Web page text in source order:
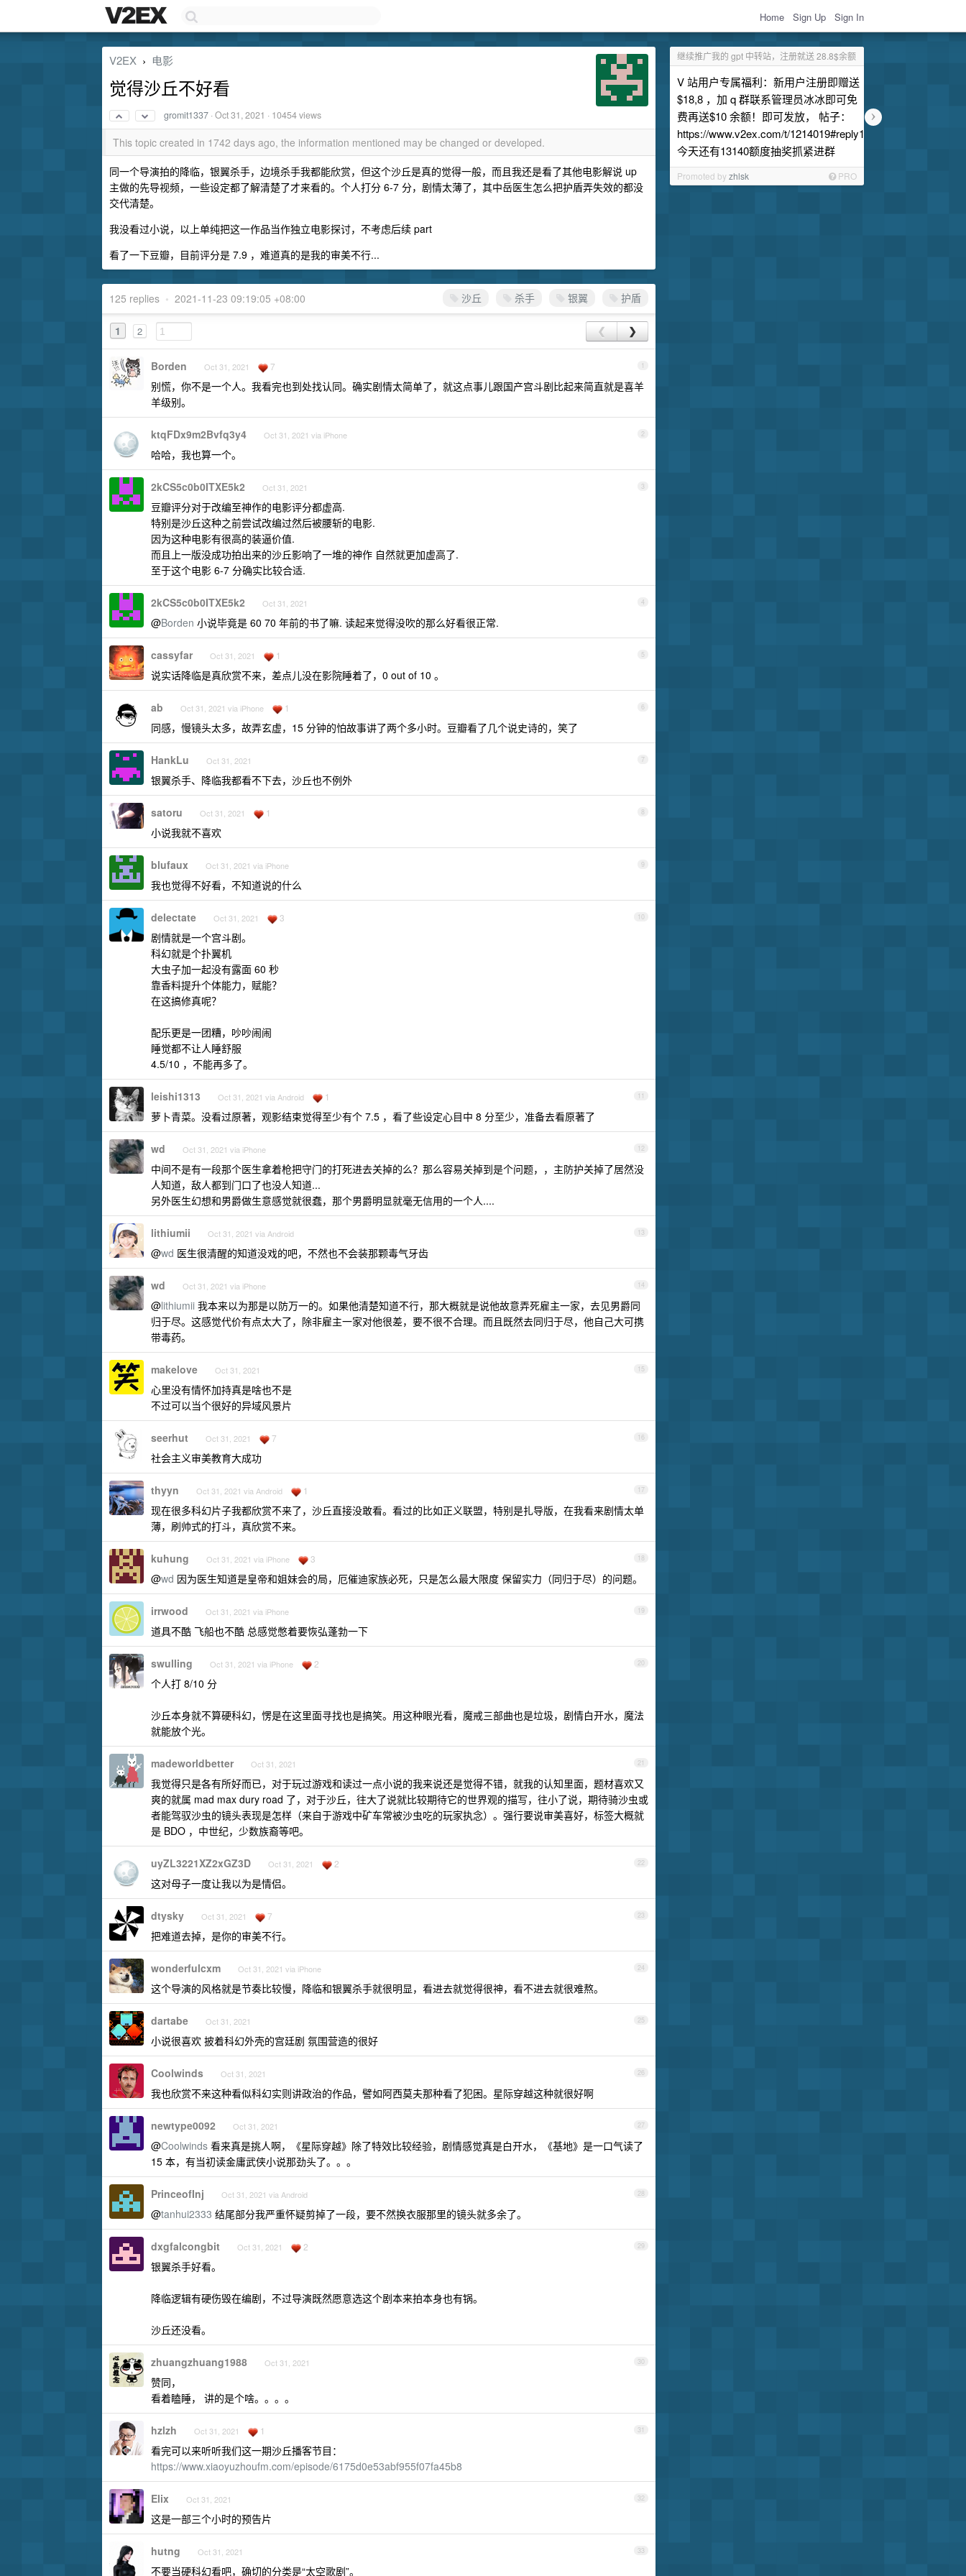
Home Sign Up Sign In
继续推广我的 gpt 中转站，注册就送 28.8$余额
V 站用户专属福利：新用户注册即赠送
$18,8 ，加 q 群联系管理员冰冰即可免
费再送$10 余额！即可发放， 帖子：
https://www.v2ex.com/t/1214019#reply1
今天还有13140额度抽奖抓紧进群
›
Promoted byzhlsk PRO
V2EX › 电影
觉得沙丘不好看
gromit1337 ·Oct 31, 2021 · 10454 views
This topic created in 1742 days ago, the information mentioned may be changed or developed.
同一个导演拍的降临，银翼杀手，边境杀手我都能欣赏，但这个沙丘是真的觉得一般，而且我还是看了其他电影解说 up
主做的先导视频，一些设定都了解清楚了才来看的。个人打分 6-7 分，剧情太薄了，其中岳医生怎么把护盾弄失效的都没
交代清楚。
我没看过小说，以上单纯把这一作品当作独立电影探讨，不考虑后续 part
看了一下豆瓣，目前评分是 7.9 ，难道真的是我的审美不行...
沙丘 杀手 银翼 护盾
125 replies • 2021-11-23 09:19:05 +08:00
1 2 ❮ ❯
1
Borden Oct 31, 2021 7
别慌，你不是一个人。我看完也到处找认同。确实剧情太简单了，就这点事儿跟国产宫斗剧比起来简直就是喜羊
羊级别。
2
ktqFDx9m2Bvfq3y4 Oct 31, 2021 via iPhone
哈哈，我也算一个。
3
2kCS5c0b0ITXE5k2 Oct 31, 2021
豆瓣评分对于改编至神作的电影评分都虚高.
特别是沙丘这种之前尝试改编过然后被腰斩的电影.
因为这种电影有很高的装逼价值.
而且上一版没成功拍出来的沙丘影响了一堆的神作 自然就更加虚高了.
至于这个电影 6-7 分确实比较合适.
4
2kCS5c0b0ITXE5k2 Oct 31, 2021
@Borden 小说毕竟是 60 70 年前的书了嘛. 读起来觉得没吹的那么好看很正常.
5
cassyfar Oct 31, 2021 1
说实话降临是真欣赏不来，差点儿没在影院睡着了，0 out of 10 。
6
ab Oct 31, 2021 via iPhone 1
同感，慢镜头太多，故弄玄虚，15 分钟的怕故事讲了两个多小时。豆瓣看了几个说史诗的，笑了
7
HankLu Oct 31, 2021
银翼杀手、降临我都看不下去，沙丘也不例外
8
satoru Oct 31, 2021 1
小说我就不喜欢
9
blufaux Oct 31, 2021 via iPhone
我也觉得不好看，不知道说的什么
10
delectate Oct 31, 2021 3
剧情就是一个宫斗剧。
科幻就是个扑翼机
大虫子加一起没有露面 60 秒
靠香料提升个体能力，赋能？
在这搞修真呢？
配乐更是一团糟，吵吵闹闹
睡觉都不让人睡舒服
4.5/10 ，不能再多了。
11
leishi1313 Oct 31, 2021 via Android 1
萝卜青菜。没看过原著，观影结束觉得至少有个 7.5 ，看了些设定心目中 8 分至少，准备去看原著了
12
wd Oct 31, 2021 via iPhone
中间不是有一段那个医生拿着枪把守门的打死进去关掉的么？那么容易关掉到是个问题，，主防护关掉了居然没
人知道，敌人都到门口了也没人知道...
另外医生幻想和男爵做生意感觉就很蠢，那个男爵明显就毫无信用的一个人....
13
lithiumii Oct 31, 2021 via Android
@wd 医生很清醒的知道没戏的吧，不然也不会装那颗毒气牙齿
14
wd Oct 31, 2021 via iPhone
@lithiumii 我本来以为那是以防万一的。如果他清楚知道不行，那大概就是说他故意弄死雇主一家，去见男爵同
归于尽。这感觉代价有点太大了，除非雇主一家对他很差，要不很不合理。而且既然去同归于尽，他自己大可携
带毒药。
15
makelove Oct 31, 2021
心里没有情怀加持真是啥也不是
不过可以当个很好的异域风景片
16
seerhut Oct 31, 2021 7
社会主义审美教育大成功
17
thyyn Oct 31, 2021 via Android 1
现在很多科幻片子我都欣赏不来了，沙丘直接没敢看。看过的比如正义联盟，特别是扎导版，在我看来剧情太单
薄，刷帅式的打斗，真欣赏不来。
18
kuhung Oct 31, 2021 via iPhone 3
@wd 因为医生知道是皇帝和姐妹会的局，厄催迪家族必死，只是怎么最大限度 保留实力（同归于尽）的问题。
19
irrwood Oct 31, 2021 via iPhone
道具不酷 飞船也不酷 总感觉憋着要恢弘蓬勃一下
20
swulling Oct 31, 2021 via iPhone 2
个人打 8/10 分
沙丘本身就不算硬科幻，愣是在这里面寻找也是搞笑。用这种眼光看，魔戒三部曲也是垃圾，剧情白开水，魔法
就能放个光。
21
madeworldbetter Oct 31, 2021
我觉得只是各有所好而已，对于玩过游戏和读过一点小说的我来说还是觉得不错，就我的认知里面，题材喜欢又
爽的就属 mad max dury road 了，对于沙丘，往大了说就比较期待它的世界观的描写，往小了说，期待骑沙虫或
者能驾驭沙虫的镜头表现是怎样（来自于游戏中矿车常被沙虫吃的玩家执念）。强行要说审美喜好，标签大概就
是 BDO ，中世纪，少数族裔等吧。
22
uyZL3221XZ2xGZ3D Oct 31, 2021 2
这对母子一度让我以为是情侣。
23
dtysky Oct 31, 2021 7
把难道去掉，是你的审美不行。
24
wonderfulcxm Oct 31, 2021 via iPhone
这个导演的风格就是节奏比较慢，降临和银翼杀手就很明显，看进去就觉得很神，看不进去就很难熬。
25
dartabe Oct 31, 2021
小说很喜欢 披着科幻外壳的宫廷剧 氛围营造的很好
26
Coolwinds Oct 31, 2021
我也欣赏不来这种看似科幻实则讲政治的作品，譬如阿西莫夫那种看了犯困。星际穿越这种就很好啊
27
newtype0092 Oct 31, 2021
@Coolwinds 看来真是挑人啊，《星际穿越》除了特效比较经验，剧情感觉真是白开水，《基地》是一口气读了
15 本，有当初读金庸武侠小说那劲头了。。。
28
PrinceofInj Oct 31, 2021 via Android
@tanhui2333 结尾部分我严重怀疑剪掉了一段，要不然换衣服那里的镜头就多余了。
29
dxgfalcongbit Oct 31, 2021 2
银翼杀手好看。
降临逻辑有硬伤毁在编剧，不过导演既然愿意选这个剧本来拍本身也有锅。
沙丘还没看。
30
zhuangzhuang1988 Oct 31, 2021
赞同，
看着瞌睡， 讲的是个啥。。。。
31
hzlzh Oct 31, 2021 1
看完可以来听听我们这一期沙丘播客节目：
https://www.xiaoyuzhoufm.com/episode/6175d0e53abf955f07fa45b8
32
Elix Oct 31, 2021
这是一部三个小时的预告片
33
hutng Oct 31, 2021
不要当硬科幻看吧，确切的分类是“太空歌剧”。